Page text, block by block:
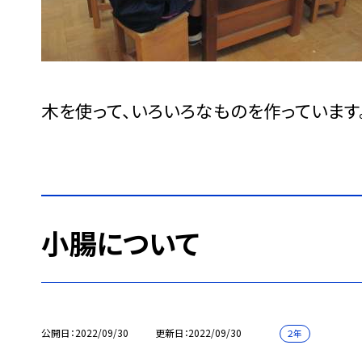
木を使って、いろいろなものを作っています
小腸について
公開日 2022/09/30 更新日 2022/09/30 ２年